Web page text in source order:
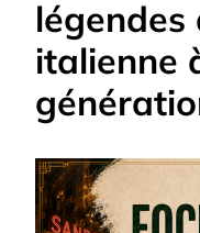
légendes
italienne